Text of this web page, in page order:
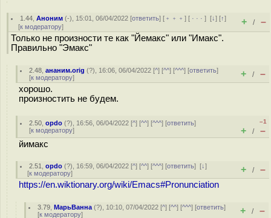
1.44 ,Аноним (-), 15:01, 06/04/2022 [ответить] [ ﹢﹢﹢] [ · · ·][↓] [↑]
[к модератору] + / –
Только не произности те как "Йемакс" или "Имакс".
Правильно "Эмакс"
2.48 ,ананим.orig (?), 16:06, 06/04/2022 [^] [^^] [^^^] [ответить]
[к модератору] + / –
хорошо.
произностить не будем.
2.50 ,opdo (?), 16:56, 06/04/2022 [^] [^^] [^^^] [ответить]
[к модератору]
–1
+ / –
йимакс
2.51 ,opdo (?), 16:59, 06/04/2022 [^] [^^] [^^^] [ответить][↓]
[к модератору] + / –
https://en.wiktionary.org/wiki/Emacs#Pronunciation
3.79 ,МарьВанна (?), 10:10, 07/04/2022 [^] [^^] [^^^] [ответить]
[к модератору] + / –